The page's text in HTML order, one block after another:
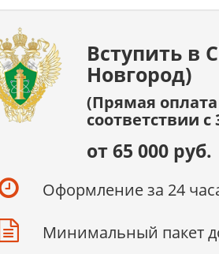
Вступить в
Новгород)
(Прямая
соответствии с
от 65 000 руб.
Оформление за 24
Минимальный пакет